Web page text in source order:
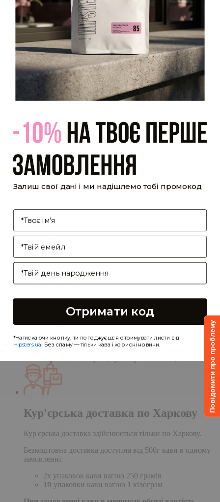
Повідомити про проблему
Закрити
Акаунт створено
Ви зареєструвалися на сайті Hipster.coffeeroasters і вже
можете користуватися особистим кабінетом, щоб отримувати
знижки та відстежувати історію замовлень!
мій профіль
Оптовий прайс
[cf7form cf7key="wholesale-popup"]
Обсмажування кави
[cf7form cf7key="roasting-popup"]
Умови доставки та оплати
Самовивіз
Самовивіз дає Вам можливість оформити
замовлення на сайті, а забрати його в нашій
кав'ярні. Деталі:
протягом однієї доби після обробки замовлення;
Чекаємо Вас у гості в кав'ярні
за
Кур'єрська доставка по Харкову
Кур'єрська доставка здійснюється тільки по Харкову.
Безкоштовна доставка доступна від 500г кави в одному
замовленні:
2х упаковок кави вагою 250 грамів
1й упаковки кави вагою 1 кілограм
Залиш свої дані і ми надішлемо тобі промокод
І'мя
Enter your email address
Birthday
Отримати код
*Натискаючи кнопку, ти погоджуєшся отримувати листи від
Hipsters.ua. Без спаму — тільки кава і корисні новини.